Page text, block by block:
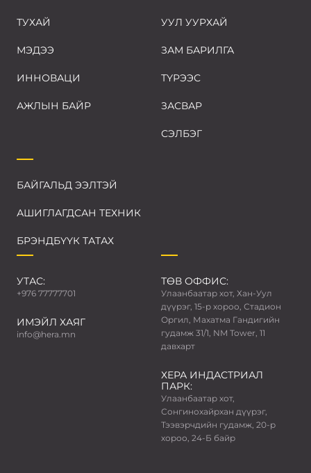
ТУХАЙ
МЭДЭЭ
ИННОВАЦИ
АЖЛЫН БАЙР
УУЛ УУРХАЙ
ЗАМ БАРИЛГА
ТҮРЭЭС
ЗАСВАР
СЭЛБЭГ
БАЙГАЛЬД ЭЭЛТЭЙ
АШИГЛАГДСАН ТЕХНИК
БРЭНДБҮҮК ТАТАХ
УТАС:
+976 77777701
ИМЭЙЛ ХАЯГ
info@hera.mn
ТӨВ ОФФИС:
Улаанбаатар хот, Хан-Уул
дүүрэг, 15-р хороо, Стадион
Оргил, Махатма Гандигийн
гудамж 31/1, NM Tower, 11
давхарт
ХЕРА ИНДАСТРИАЛ
ПАРК:
Улаанбаатар хот,
Сонгинохайрхан дүүрэг,
Тээвэрчдийн гудамж, 20-р
хороо, 24-Б байр